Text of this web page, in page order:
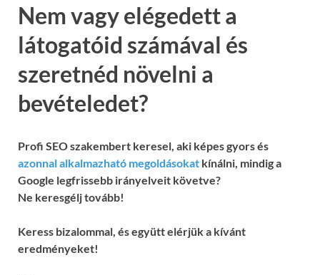
Nem vagy elégedett a
látogatóid számával és
szeretnéd növelni a
bevételedet?
Profi SEO szakembert keresel, aki képes gyors és
azonnal alkalmazható megoldásokat kínálni, mindig a
Google legfrissebb irányelveit követve?
Ne keresgélj tovább!
Keress bizalommal, és együtt elérjük a kívánt
eredményeket!